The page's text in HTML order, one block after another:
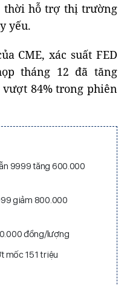
thời hỗ trợ thị trường
yếu.
CME, xác suất FED
tháng 12 đã tăng
84% trong phiên
9999 tăng 600.000
giảm 800.000
đồng/lượng
mốc 151 triệu